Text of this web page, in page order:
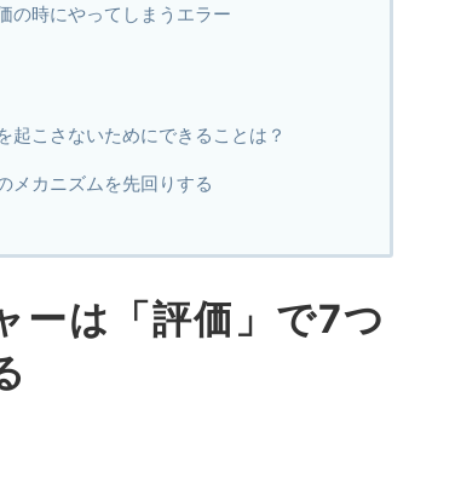
の時にやってしまうエラー
起こさないためにできることは？
メカニズムを先回りする
ーは「評価」で7つ